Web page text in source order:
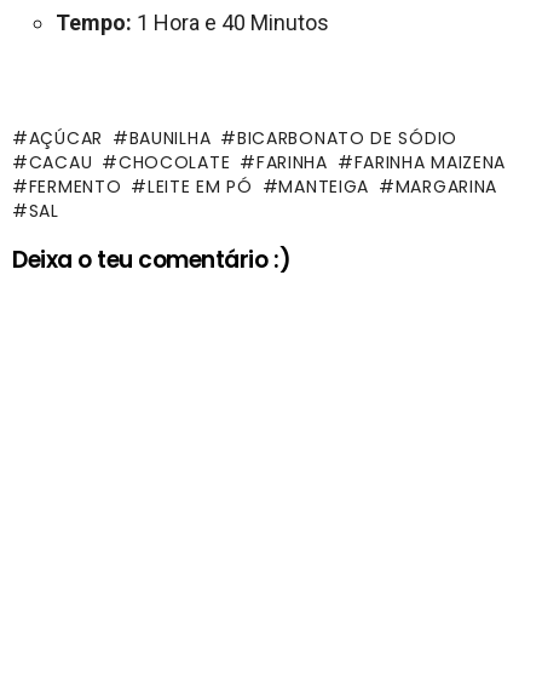
Tempo: 1 Hora e 40 Minutos
AÇÚCAR BAUNILHA
BICARBONATO DE SÓDIO
CACAU
CHOCOLATE FARINHA
FARINHA MAIZENA
FERMENTO
LEITE EM PÓ MANTEIGA
MARGARINA
SAL
Deixa o teu comentário :)